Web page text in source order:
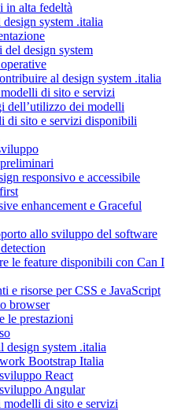
in alta fedeltà
system .italia
design system
al design system .italia
di sito e servizi
dell’utilizzo dei modelli
di sito e servizi disponibili
responsivo e accessibile
enhancement e Graceful
allo sviluppo del software
le feature disponibili con Can I
e risorse per CSS e JavaScript
browser
le prestazioni
design system .italia
Bootstrap Italia
React
Angular
di sito e servizi